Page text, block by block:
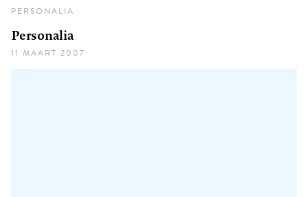
PERSONALIA
Personalia
11 MAART 2007